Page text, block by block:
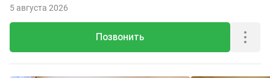
Позвонить
5 августа 2026